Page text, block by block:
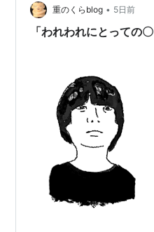
重のくらblog • 5日前
「われわれにとっての